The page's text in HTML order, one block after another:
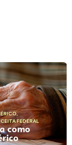
,
FEDERAL
como